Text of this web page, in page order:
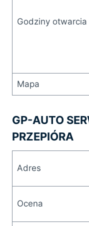
Godziny otwarcia
Mapa
GP-AUTO
PRZEPIÓRA
Adres
Ocena